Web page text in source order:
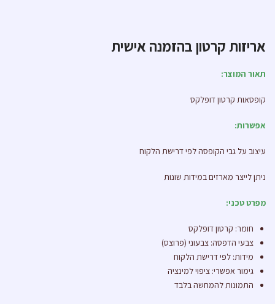
אריזות קרטון בהזמנה אישית
תאור המוצר:
קופסאות קרטון דופלקס
אפשרות:
עיצוב על גבי הקופסה לפי דרישת הלקוח
ניתן לייצר מארזים במידות שונות
מפרט טכני:
חומר: קרטון דופלקס
צבעי הדפסה: צבעוני (פרוצס)
מידות: לפי דרישת הלקוח
גימור אפשרי: ציפוי למינציה
התמונות להמחשה בלבד